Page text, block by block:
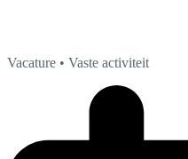
Vacature • Vaste activiteit